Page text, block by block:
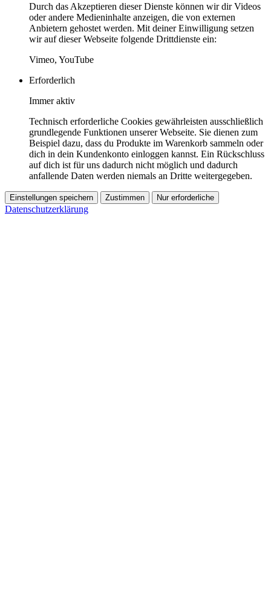
Durch das Akzeptieren dieser Dienste können wir dir Videos
oder andere Medieninhalte anzeigen, die von externen
Anbietern gehostet werden. Mit deiner Einwilligung setzen
wir auf dieser Webseite folgende Drittdienste ein:
Vimeo, YouTube
Erforderlich
Immer aktiv
Technisch erforderliche Cookies gewährleisten ausschließlich
grundlegende Funktionen unserer Webseite. Sie dienen zum
Beispiel dazu, dass du Produkte im Warenkorb sammeln oder
dich in dein Kundenkonto einloggen kannst. Ein Rückschluss
auf dich ist für uns dadurch nicht möglich und dadurch
anfallende Daten werden niemals an Dritte weitergegeben.
Einstellungen speichern Zustimmen Nur erforderliche
Datenschutzerklärung